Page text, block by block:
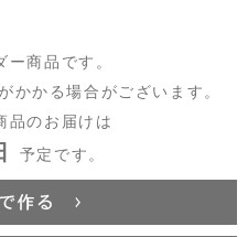
商品です。
かかる場合がございます。
品のお届けは
予定です。